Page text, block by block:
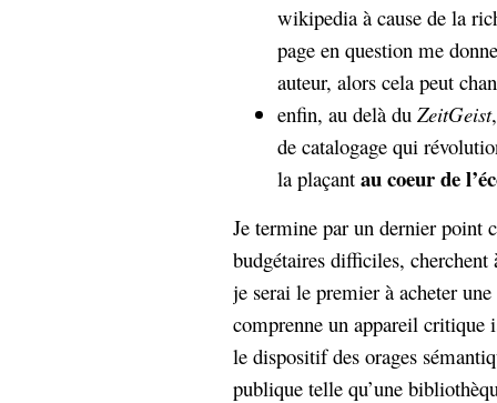
wikipedia à cause de la
page en question me
auteur, alors cela peut
enfin, au delà du ZeitGeist
de catalogage qui
la plaçant au coeur de
Je termine par un dernier point
budgétaires difficiles,
je serai le premier à acheter
comprenne un appareil critique
le dispositif des orages
publique telle qu’une